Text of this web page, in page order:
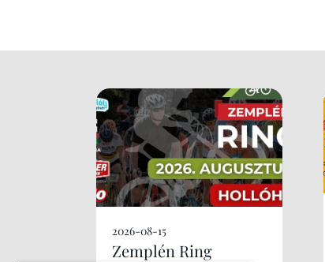
2026-08-15
Zemplén Ring